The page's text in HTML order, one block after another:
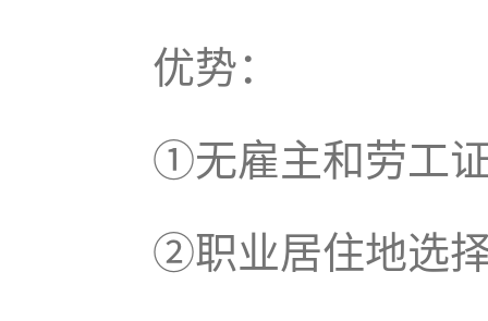
优势：
①无雇主和劳工
②职业居住地选